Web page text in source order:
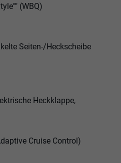
(WBQ)
Seiten-/Heckscheibe
Heckklappe,
Cruise Control)